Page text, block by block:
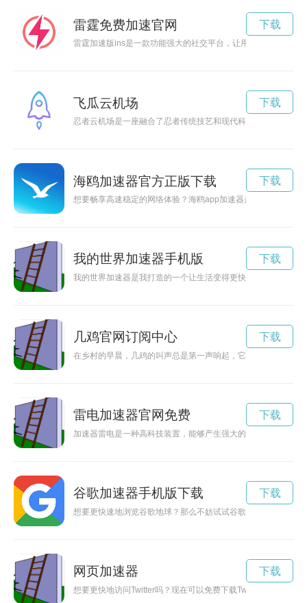
雷霆免费加速官网
雷霆加速版ins是一款功能强大的社交平台，让用户能够在瞬间
下载
飞瓜云机场
忍者云机场是一座融合了忍者传统技艺和现代科技的未来型机
下载
海鸥加速器官方正版下载
想要畅享高速稳定的网络体验？海鸥app加速器是您的不二选
下载
我的世界加速器手机版
我的世界加速器是我打造的一个让生活变得更快速和创新的工
下载
几鸡官网订阅中心
在乡村的早晨，几鸡的叫声总是第一声响起，它们清脆的叫声
下载
雷电加速器官网免费
加速器雷电是一种高科技装置，能够产生强大的电磁场，加速
下载
谷歌加速器手机版下载
想要更快速地浏览谷歌地球？那么不妨试试谷歌地球加速器，让
下载
网页加速器
想要更快地访问Twitter吗？现在可以免费下载Twitter加速器，让
下载